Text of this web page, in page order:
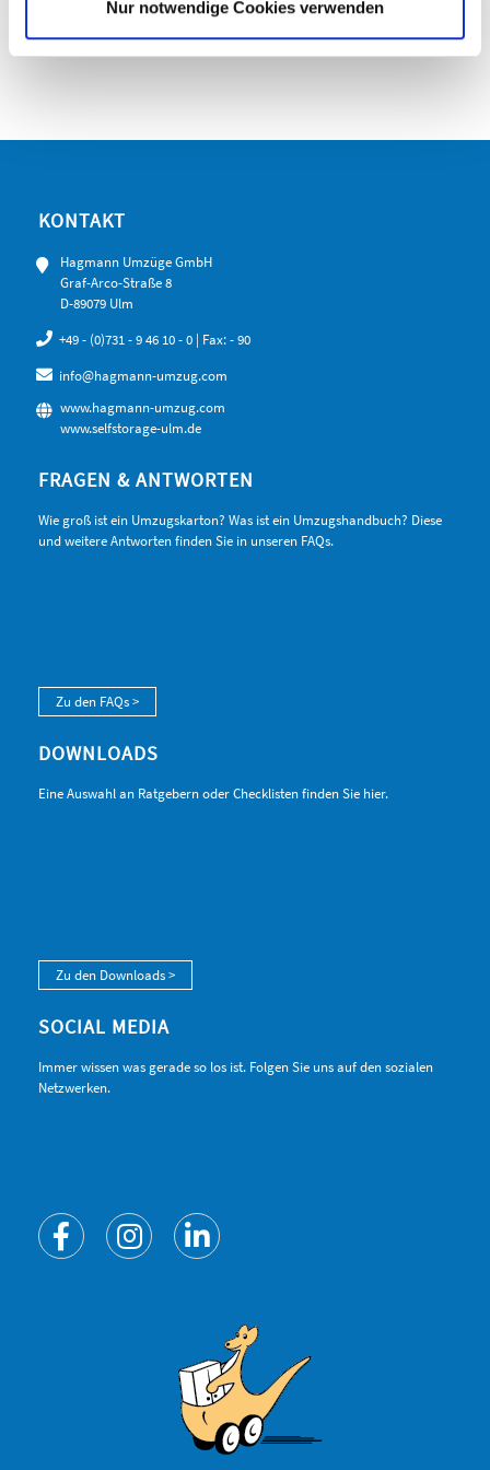
Nur notwendige Cookies verwenden
KONTAKT
Hagmann Umzüge GmbH
Graf-Arco-Straße 8
D-89079 Ulm
+49 - (0)731 - 9 46 10 - 0 | Fax: - 90
info@hagmann-umzug.com
www.hagmann-umzug.com
www.selfstorage-ulm.de
FRAGEN & ANTWORTEN
Wie groß ist ein Umzugskarton? Was ist ein Umzugshandbuch? Diese
und weitere Antworten finden Sie in unseren FAQs.
Zu den FAQs >
DOWNLOADS
Eine Auswahl an Ratgebern oder Checklisten finden Sie hier.
Zu den Downloads >
SOCIAL MEDIA
Immer wissen was gerade so los ist. Folgen Sie uns auf den sozialen
Netzwerken.